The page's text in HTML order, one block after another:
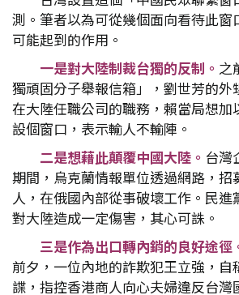
測。筆者以為可從幾個面向看待此窗
可能起到的作用。
一是對大陸制裁台獨的反制。 之
獨頑固分子舉報信箱」，劉世芳的外
在大陸任職公司的職務，賴當局想加
設個窗口，表示輸人不輸陣。
二是想藉此顛覆中國大陸。 台灣
期間，烏克蘭情報單位透過網路，招
人，在俄國內部從事破壞工作。民進
對大陸造成一定傷害，其心可誅。
三是作為出口轉內銷的良好途徑
前夕，一位內地的詐欺犯王立強，自
諜，指控香港商人向心夫婦違反台灣